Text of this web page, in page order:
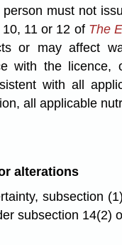
person must not
11 or 12 of The
or may affect
with the
with all
all applicable
alterations
subsection
subsection 14(2)